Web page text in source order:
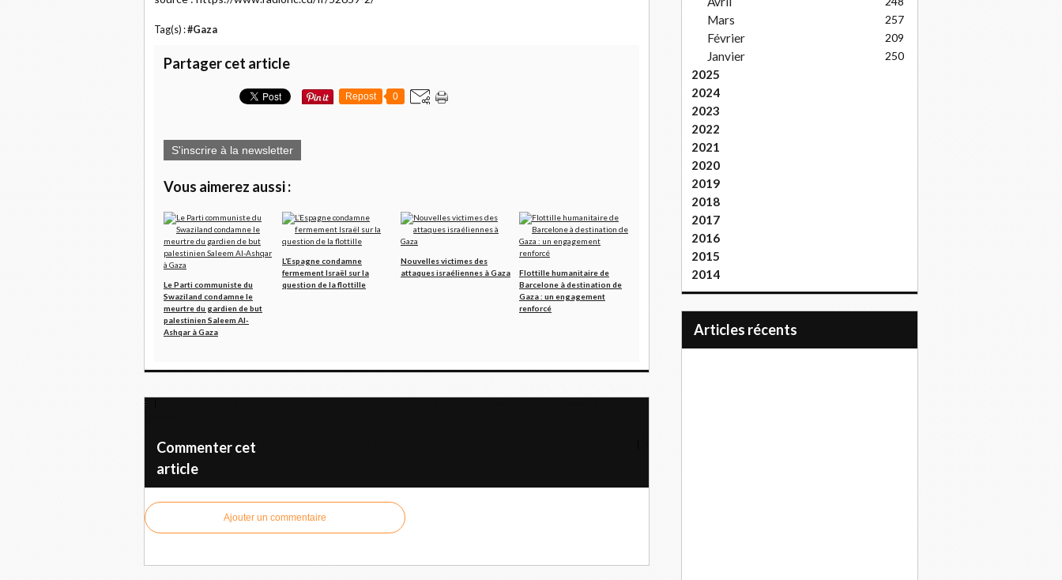
Tag(s) :#Gaza
Partager cet article
Repost 0
S'inscrire à la newsletter
Vous aimerez aussi :
Le Parti communiste du
Swaziland condamne le
meurtre du gardien de but
palestinien Saleem Al-
Ashqar à Gaza
L’Espagne condamne
fermement Israël sur la
question de la flottille
Nouvelles victimes des
attaques israéliennes à Gaza
Flottille humanitaire de
Barcelone à destination de
Gaza : un engagement
renforcé
Commenter cet
article
Ajouter un commentaire
Mars 257
Février 209
Janvier 250
2025
2024
2023
2022
2021
2020
2019
2018
2017
2016
2015
2014
articles récents